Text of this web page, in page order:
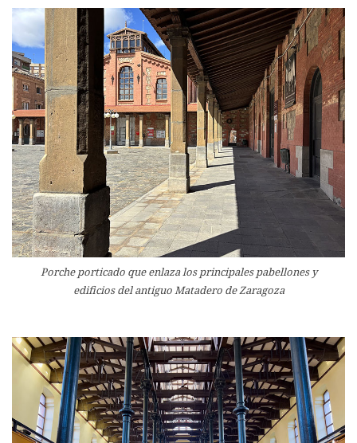
Porche porticado que enlaza los principales pabellones y
edificios del antiguo Matadero de Zaragoza